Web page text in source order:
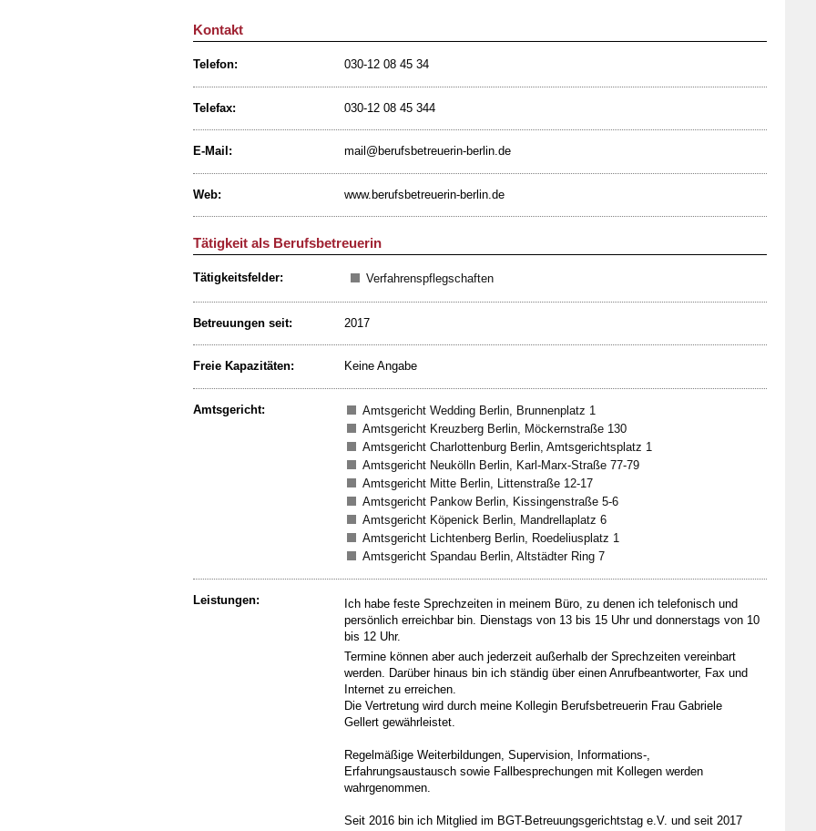
Kontakt
Telefon: 030-12 08 45 34
Telefax: 030-12 08 45 344
E-Mail: mail@berufsbetreuerin-berlin.de
Web: www.berufsbetreuerin-berlin.de
Tätigkeit als Berufsbetreuerin
Tätigkeitsfelder: Verfahrenspflegschaften
Betreuungen seit: 2017
Freie Kapazitäten: Keine Angabe
Amtsgericht:
Amtsgericht Wedding Berlin, Brunnenplatz 1
Amtsgericht Kreuzberg Berlin, Möckernstraße 130
Amtsgericht Charlottenburg Berlin, Amtsgerichtsplatz 1
Amtsgericht Neukölln Berlin, Karl-Marx-Straße 77-79
Amtsgericht Mitte Berlin, Littenstraße 12-17
Amtsgericht Pankow Berlin, Kissingenstraße 5-6
Amtsgericht Köpenick Berlin, Mandrellaplatz 6
Amtsgericht Lichtenberg Berlin, Roedeliusplatz 1
Amtsgericht Spandau Berlin, Altstädter Ring 7
Leistungen:
Ich habe feste Sprechzeiten in meinem Büro, zu denen ich telefonisch und
persönlich erreichbar bin. Dienstags von 13 bis 15 Uhr und donnerstags von 10
bis 12 Uhr.
Termine können aber auch jederzeit außerhalb der Sprechzeiten vereinbart
werden.
Darüber hinaus bin ich ständig über einen Anrufbeantworter, Fax und
Internet zu erreichen.
Die Vertretung wird durch meine Kollegin Berufsbetreuerin Frau Gabriele
Gellert gewährleistet.
Regelmäßige Weiterbildungen, Supervision, Informations-,
Erfahrungsaustausch sowie Fallbesprechungen mit Kollegen werden
wahrgenommen.
Seit 2016 bin ich Mitglied im BGT-Betreuungsgerichtstag e.V. und seit 2017